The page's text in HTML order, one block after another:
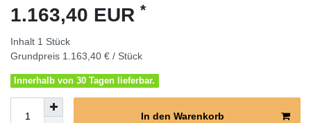
1.163,40 EUR *
Inhalt 1 Stück
Grundpreis 1.163,40 € / Stück
Innerhalb von 30 Tagen lieferbar.
In den Warenkorb